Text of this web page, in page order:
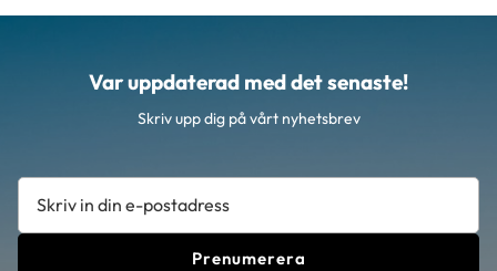
Var uppdaterad med det senaste!
Skriv upp dig på vårt nyhetsbrev
Prenumerera